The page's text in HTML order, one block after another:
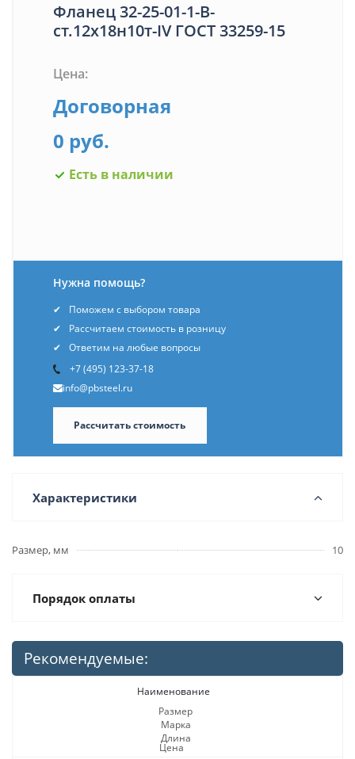
Фланец 32-25-01-1-B-
ст.12х18н10т-IV ГОСТ 33259-15
Цена:
Договорная
0 руб.
Есть в наличии
Нужна помощь?
Поможем с выбором товара
Рассчитаем стоимость в розницу
Ответим на любые вопросы
+7 (495) 123-37-18
info@pbsteel.ru
Рассчитать стоимость
Характеристики
Размер, мм 10
Порядок оплаты
Рекомендуемые:
Наименование
Размер
Марка
Длина
Цена